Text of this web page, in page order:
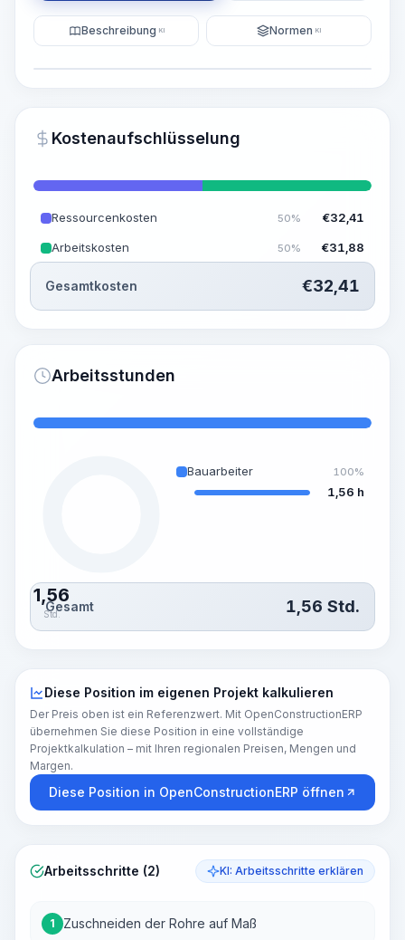
~15-30 Sek.
Beschreibung KI Normen KI
Kostenaufschlüsselung
Ressourcenkosten 50% €32,41
Arbeitskosten 50% €31,88
Gesamtkosten €32,41
Arbeitsstunden
1,56
Std.
Bauarbeiter 100%
1,56 h
Gesamt 1,56 Std.
Diese Position im eigenen Projekt kalkulieren
Der Preis oben ist ein Referenzwert. Mit OpenConstructionERP
übernehmen Sie diese Position in eine vollständige
Projektkalkulation – mit Ihren regionalen Preisen, Mengen und
Margen.
Diese Position in OpenConstructionERP öffnen
Arbeitsschritte (2) KI: Arbeitsschritte erklären
1 Zuschneiden der Rohre auf Maß